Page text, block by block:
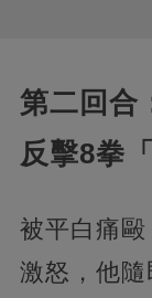
第二回合
反擊8拳
被平白痛
激怒，他